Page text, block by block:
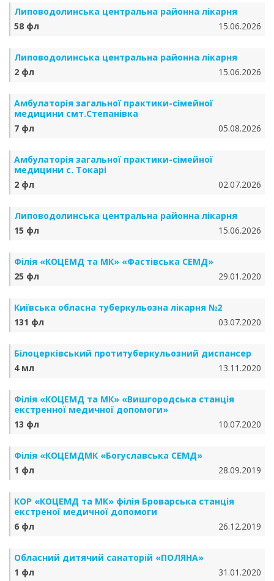
Липоводолинська центральна районна лікарня
58 фл
15.06.2026
Липоводолинська центральна районна лікарня
2 фл
15.06.2026
Амбулаторія загальної практики-сімейної
медицини смт.Степанівка
7 фл
05.08.2026
Амбулаторія загальної практики-сімейної
медицини с. Токарі
2 фл
02.07.2026
Липоводолинська центральна районна лікарня
15 фл
15.06.2026
Філія «КОЦЕМД та МК» «Фастівська СЕМД»
25 фл
29.01.2020
Київська обласна туберкульозна лікарня №2
131 фл
03.07.2020
Білоцерківський протитуберкульозний диспансер
4 мл
13.11.2020
Філія «КОЦЕМД та МК» «Вишгородська станція
екстренної медичної допомоги»
13 фл
10.07.2020
Філія «КОЦЕМДМК «Богуславська СЕМД»
1 фл
28.09.2019
КОР «КОЦЕМД та МК» філія Броварська станція
екстреної медичної допомоги
6 фл
26.12.2019
Обласний дитячий санаторій «ПОЛЯНА»
1 фл
31.01.2020